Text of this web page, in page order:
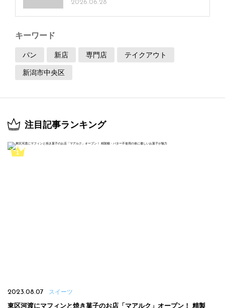
2026.06.28
キーワード
パン 新店 専門店 テイクアウト
新潟市中央区
注目記事ランキング
2023.08.07 スイーツ
東区河渡にマフィンと焼き菓子のお店「マアルク」オープン！ 精製